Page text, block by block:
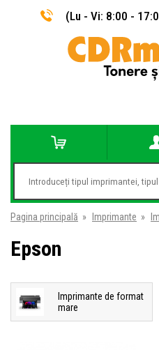
(Lu - Vi: 8:00 -
Pagina principală » Imprimante »
Epson
Imprimante de format
mare